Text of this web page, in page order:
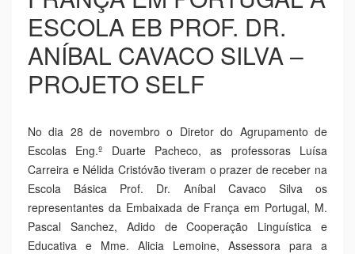
02 Dezembro 2024
VISITA DA EMBAIXADA DE
FRANÇA EM PORTUGAL À
ESCOLA EB PROF. DR.
ANÍBAL CAVACO SILVA –
PROJETO SELF